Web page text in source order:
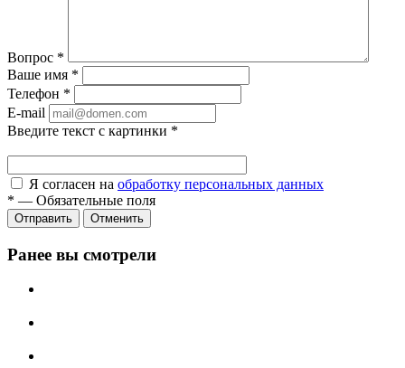
Вопрос *
Ваше имя *
Телефон *
E-mail
Введите текст с картинки *
Я согласен на обработку персональных данных
* — Обязательные поля
Отправить Отменить
Ранее вы смотрели